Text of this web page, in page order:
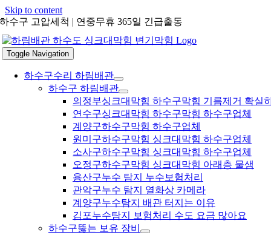
Skip to content
하수구 고압세척 | 연중무휴 365일 긴급출동
Toggle Navigation
하수구수리 하림배관
하수구 하림배관
의정부싱크대막힘 하수구막힘 기름제거 확실
연수구싱크대막힘 하수구막힘 하수구업체
계양구하수구막힘 하수구업체
원미구하수구막힘 싱크대막힘 하수구업체
소사구하수구막힘 싱크대막힘 하수구업체
오정구하수구막힘 싱크대막힘 아래층 물샘
용산구누수 탐지 누수보험처리
관악구누수 탐지 열화상 카메라
계양구누수탐지 배관 터지는 이유
김포누수탐지 보험처리 수도 요금 많아요
하수구뚫는 보유 장비